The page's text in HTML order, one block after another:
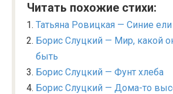
Читать похожие стихи:
Татьяна Ровицкая — Синие ели
Борис Слуцкий — Мир, какой
быть
Борис Слуцкий — Фунт хлеба
Борис Слуцкий — Дома-то